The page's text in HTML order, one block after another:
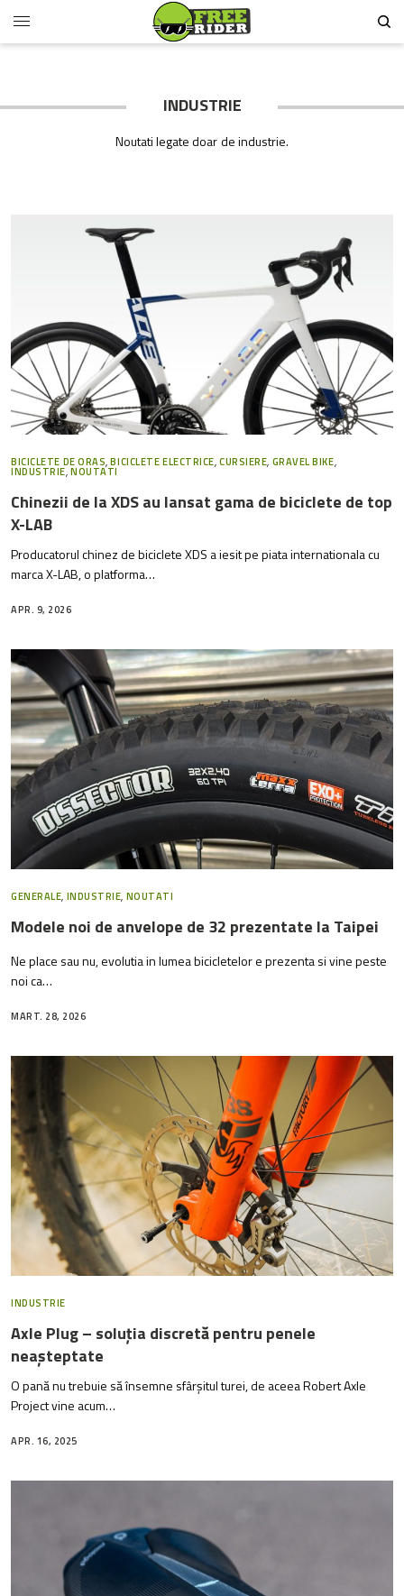
INDUSTRIE
Noutati legate doar de industrie.
BICICLETE DE ORAS,BICICLETE ELECTRICE,CURSIERE, GRAVEL BIKE,
INDUSTRIE,NOUTATI
Chinezii de la XDS au lansat gama de biciclete de top
X-LAB
Producatorul chinez de biciclete XDS a iesit pe piata internationala cu
marca X-LAB, o platforma…
APR. 9, 2026
GENERALE, INDUSTRIE, NOUTATI
Modele noi de anvelope de 32 prezentate la Taipei
Ne place sau nu, evolutia in lumea bicicletelor e prezenta si vine peste
noi ca…
MART. 28, 2026
INDUSTRIE
Axle Plug – soluția discretă pentru penele
neașteptate
O pană nu trebuie să însemne sfârșitul turei, de aceea Robert Axle
Project vine acum…
APR. 16, 2025